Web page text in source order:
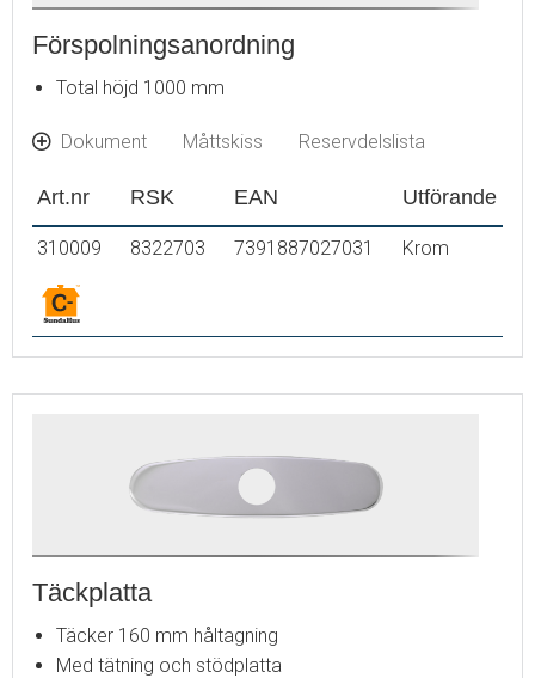
Förspolningsanordning
Total höjd 1000 mm
Dokument Måttskiss Reservdelslista
Art.nr RSK EAN Utförande
310009 8322703 7391887027031 Krom
Täckplatta
Täcker 160 mm håltagning
Med tätning och stödplatta